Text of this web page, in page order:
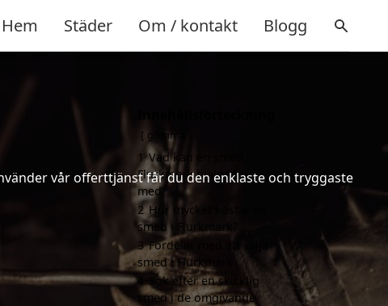
Hem Städer Om / kontakt Blogg
vår offerttjänst får du den enklaste och tryggaste
gömma
1 Vad kan en smed i
Flurkmark hjälpa till
med?
2 Hur mycket kostar en
smed i Flurkmark?
3 Fördelar med att välja
smed i Flurkmark
Sök efter en skicklig
smed i de omgivande